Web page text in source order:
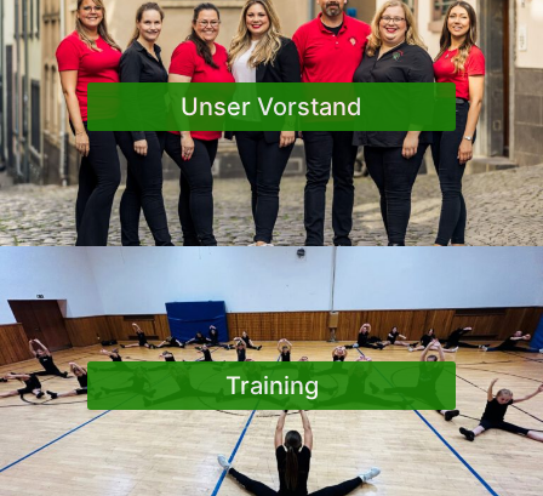
Unser Vorstand
Training